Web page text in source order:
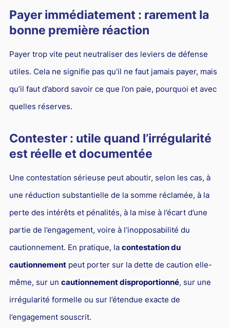
Payer immédiatement : rarement la
bonne première réaction
Payer trop vite peut neutraliser des leviers de défense
utiles. Cela ne signifie pas qu’il ne faut jamais payer, mais
qu’il faut d’abord savoir ce que l’on paie, pourquoi et avec
quelles réserves.
Contester : utile quand l’irrégularité
est réelle et documentée
Une contestation sérieuse peut aboutir, selon les cas, à
une réduction substantielle de la somme réclamée, à la
perte des intérêts et pénalités, à la mise à l’écart d’une
partie de l’engagement, voire à l’inopposabilité du
cautionnement. En pratique, la contestation du
cautionnementpeut porter sur la dette de caution elle-
même, sur un cautionnement disproportionné, sur une
irrégularité formelle ou sur l’étendue exacte de
l’engagement souscrit.